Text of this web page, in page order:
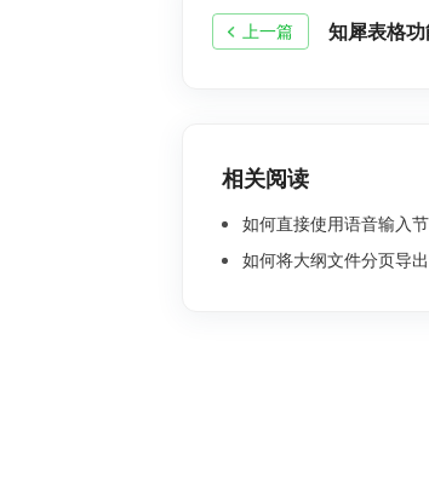
上一篇 知犀表格
相关阅读
如何直接使用语音输入
如何将大纲文件分页导出